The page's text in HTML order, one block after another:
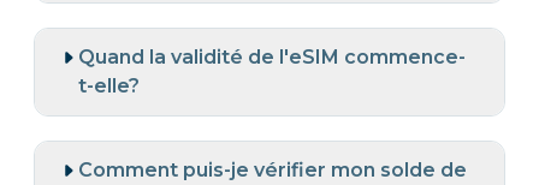
Quand la validité de l'eSIM commence-
t-elle?
Comment puis-je vérifier mon solde de